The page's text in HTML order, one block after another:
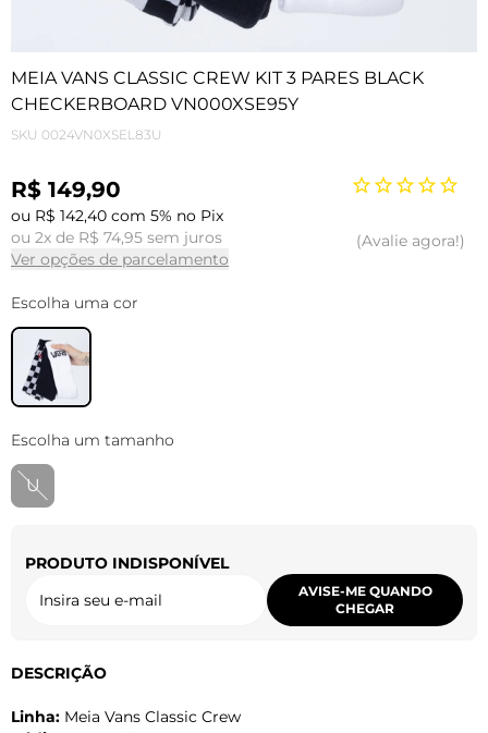
MEIA VANS CLASSIC CREW KIT 3 PARES BLACK
CHECKERBOARD VN000XSE95Y
SKU 0024VN0XSEL83U
R$ 149,90
ou R$ 142,40 com 5% no Pix
ou 2x de R$ 74,95 sem juros
Ver opções de parcelamento
Avalie agora!
Escolha uma cor
Escolha um tamanho
U
PRODUTO INDISPONÍVEL
AVISE-ME QUANDO
CHEGAR
DESCRIÇÃO
Linha: Meia Vans Classic Crew